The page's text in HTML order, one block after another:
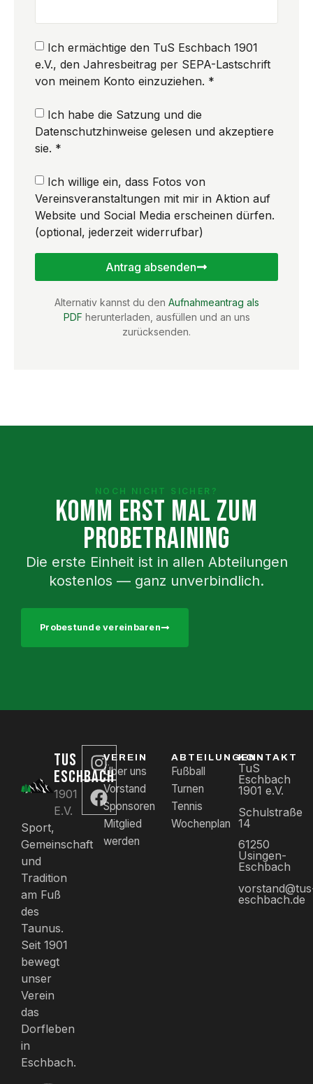
Ich ermächtige den TuS Eschbach 1901
e.V., den Jahresbeitrag per SEPA-Lastschrift
von meinem Konto einzuziehen. *
Ich habe die Satzung und die
Datenschutzhinweise gelesen und akzeptiere
sie. *
Ich willige ein, dass Fotos von
Vereinsveranstaltungen mit mir in Aktion auf
Website und Social Media erscheinen dürfen.
(optional, jederzeit widerrufbar)
Antrag absenden
Alternativ kannst du den Aufnahmeantrag als
PDF herunterladen, ausfüllen und an uns
zurücksenden.
NOCH NICHT SICHER?
KOMM ERST MAL ZUM
PROBETRAINING
Die erste Einheit ist in allen Abteilungen
kostenlos — ganz unverbindlich.
Probestunde vereinbaren
TUS
ESCHBACH
1901
E.V.
Sport,
Gemeinschaft
und
Tradition
am Fuß
des
Taunus.
Seit 1901
bewegt
unser
Verein
das
Dorfleben
in
Eschbach.
VEREIN
Über uns
Vorstand
Sponsoren
Mitglied
werden
ABTEILUNGEN
Fußball
Turnen
Tennis
Wochenplan
KONTAKT
TuS
Eschbach
1901 e.V.
Schulstraße
14
61250
Usingen-
Eschbach
eschbach.de